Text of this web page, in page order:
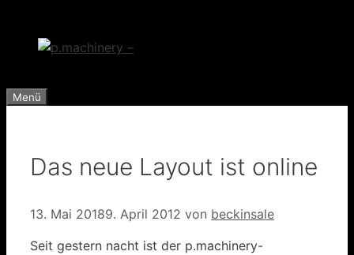
springen
Menü
Das neue Layout ist online
13. Mai 20189. April 2012 von beckinsale
Seit gestern nacht ist der p.machinery-